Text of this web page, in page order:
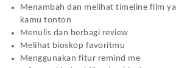
Menambah dan melihat timeline film
kamu tonton
Menulis dan berbagi review
Melihat bioskop favoritmu
Menggunakan fitur remind me